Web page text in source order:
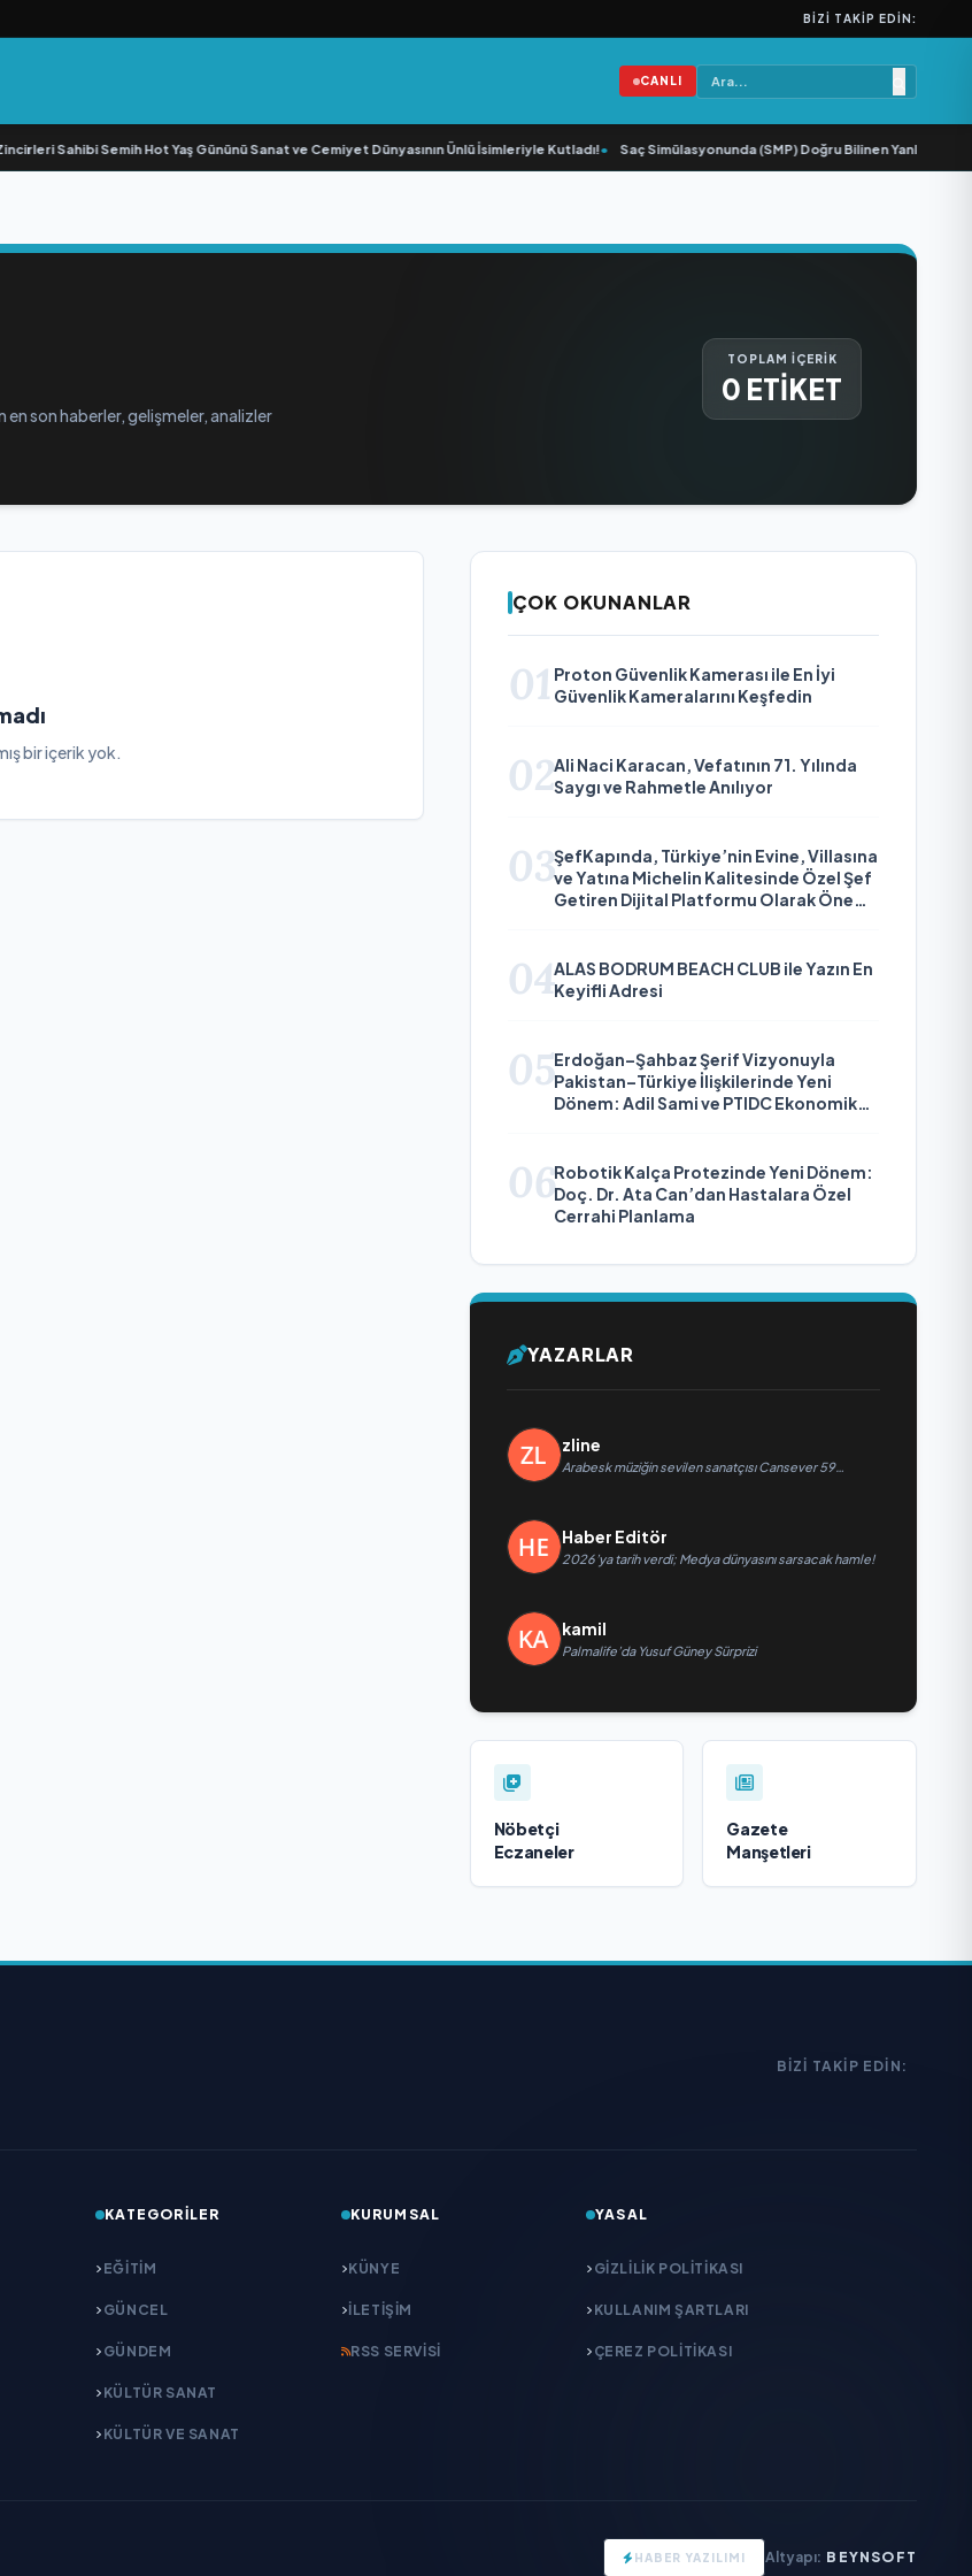
BIZI TAKIP EDIN:
CANLI
Sahibi Semih Hot Yaş Gününü Sanat ve Cemiyet Dünyasının Ünlü İsimleriyle Kutladı!• Saç Simülasyonunda (SMP) Doğru Bilinen Yanlışlar ve
son haberler, gelişmeler, analizler
TOPLAM İÇERİK
0 ETİKET
bir içerik yok.
ÇOK OKUNANLAR
01 Proton Güvenlik Kamerası ile En İyi
Güvenlik Kameralarını Keşfedin
02Ali Naci Karacan, Vefatının 71. Yılında
Saygı ve Rahmetle Anılıyor
03ŞefKapında, Türkiye’nin Evine, Villasına
ve Yatına Michelin Kalitesinde Özel Şef
Getiren Dijital Platformu Olarak Öne
04ALAS BODRUM BEACH CLUB ile Yazın En
Keyifli Adresi
05Erdoğan–Şahbaz Şerif Vizyonuyla
Pakistan–Türkiye İlişkilerinde Yeni
Dönem: Adil Sami ve PTIDC Ekonomik
06Robotik Kalça Protezinde Yeni Dönem:
Doç. Dr. Ata Can’dan Hastalara Özel
Cerrahi Planlama
YAZARLAR
zline
Arabesk müziğin sevilen sanatçısı Cansever 59
Haber Editör
2026’ya tarih verdi; Medya dünyasını sarsacak hamle!
kamil
Palmalife’da Yusuf Güney Sürprizi
Nöbetçi
Eczaneler
Gazete
Manşetleri
BIZI TAKIP EDIN:
KATEGORILER
EĞITIM
GÜNCEL
GÜNDEM
KÜLTÜR SANAT
KÜLTÜR VE SANAT
KURUMSAL
KÜNYE
İLETIŞIM
RSS SERVISI
YASAL
GIZLILIK POLITIKASI
KULLANIM ŞARTLARI
ÇEREZ POLITIKASI
HABER YAZILIMI Altyapı: BEYNSOFT